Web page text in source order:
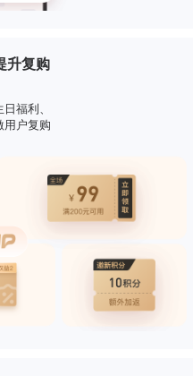
升复购
福利、
用户复购